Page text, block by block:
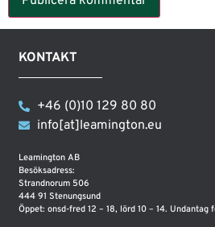
KONTAKT
+46 (0)10 129 80 80
info[at]leamington.eu
Leamington AB
Besöksadress:
Strandnorum 506
444 91 Stenungsund
Öppet: onsd-fred 12 – 18, lörd 10 – 14. Undantag